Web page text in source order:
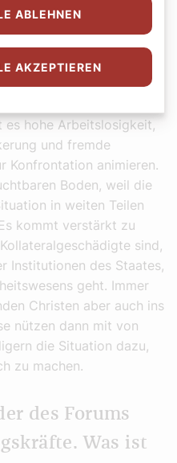
ist die Sahelzone
Es gibt
Situation, in Ländern
von Nigeria gar nicht zu
es hohe Arbeitslosigkeit,
und fremde
Konfrontation animieren.
Boden, weil die
in weiten Teilen
kommt verstärkt zu
sind,
Institutionen des Staates,
geht. Immer
Christen aber auch ins
nützen dann mit von
die Situation dazu,
zu machen.
des Forums
Was ist
ABLEHNEN
AKZEPTIEREN